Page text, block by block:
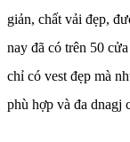
giản, chất vải đẹp,
nay đã có trên 50
chỉ có vest đẹp mà
phù hợp và đa dnagj